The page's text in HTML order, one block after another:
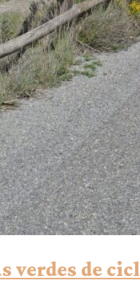
verdes de